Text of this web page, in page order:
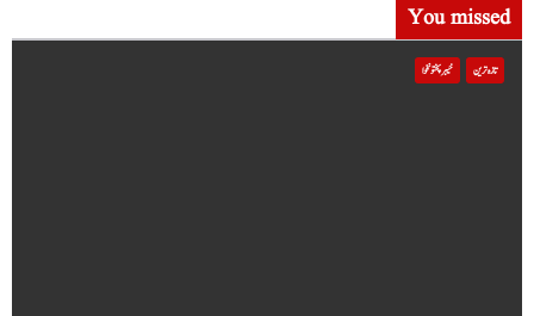
You missed
تازہ ترین خیبر پختونخوا